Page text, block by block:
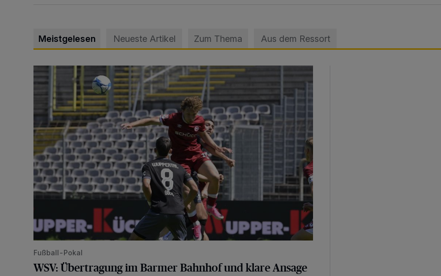
Meistgelesen Neueste Artikel Zum Thema Aus dem Ressort
WSV: Übertragung im Barmer Bahnhof und klare Ansage
Fußball-Pokal
WSV: Übertragung im Barmer Bahnhof und klare Ansage